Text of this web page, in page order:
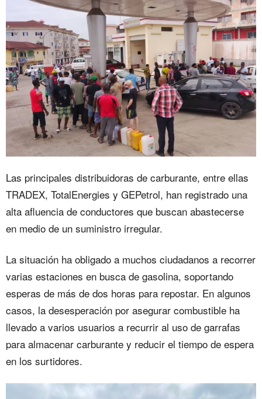
Las principales distribuidoras de carburante, entre ellas
TRADEX, TotalEnergies y GEPetrol, han registrado una
alta afluencia de conductores que buscan abastecerse
en medio de un suministro irregular.
La situación ha obligado a muchos ciudadanos a recorrer
varias estaciones en busca de gasolina, soportando
esperas de más de dos horas para repostar. En algunos
casos, la desesperación por asegurar combustible ha
llevado a varios usuarios a recurrir al uso de garrafas
para almacenar carburante y reducir el tiempo de espera
en los surtidores.